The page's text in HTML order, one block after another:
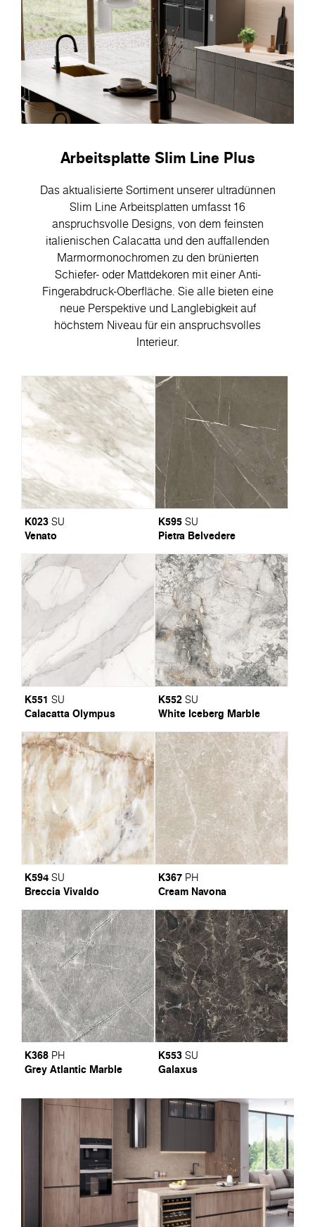
Arbeitsplatte Slim Line Plus
Das aktualisierte Sortiment unserer ultradünnen
Slim Line Arbeitsplatten umfasst 16
anspruchsvolle Designs, von dem feinsten
italienischen Calacatta und den auffallenden
Marmormonochromen zu den brünierten
Schiefer- oder Mattdekoren mit einer Anti-
Fingerabdruck-Oberfläche. Sie alle bieten eine
neue Perspektive und Langlebigkeit auf
höchstem Niveau für ein anspruchsvolles
Interieur.
K023 SU
Venato
K595 SU
Pietra Belvedere
K551 SU
Calacatta Olympus
K552 SU
White Iceberg Marble
K594 SU
Breccia Vivaldo
K367 PH
Cream Navona
K368 PH
Grey Atlantic Marble
K553 SU
Galaxus